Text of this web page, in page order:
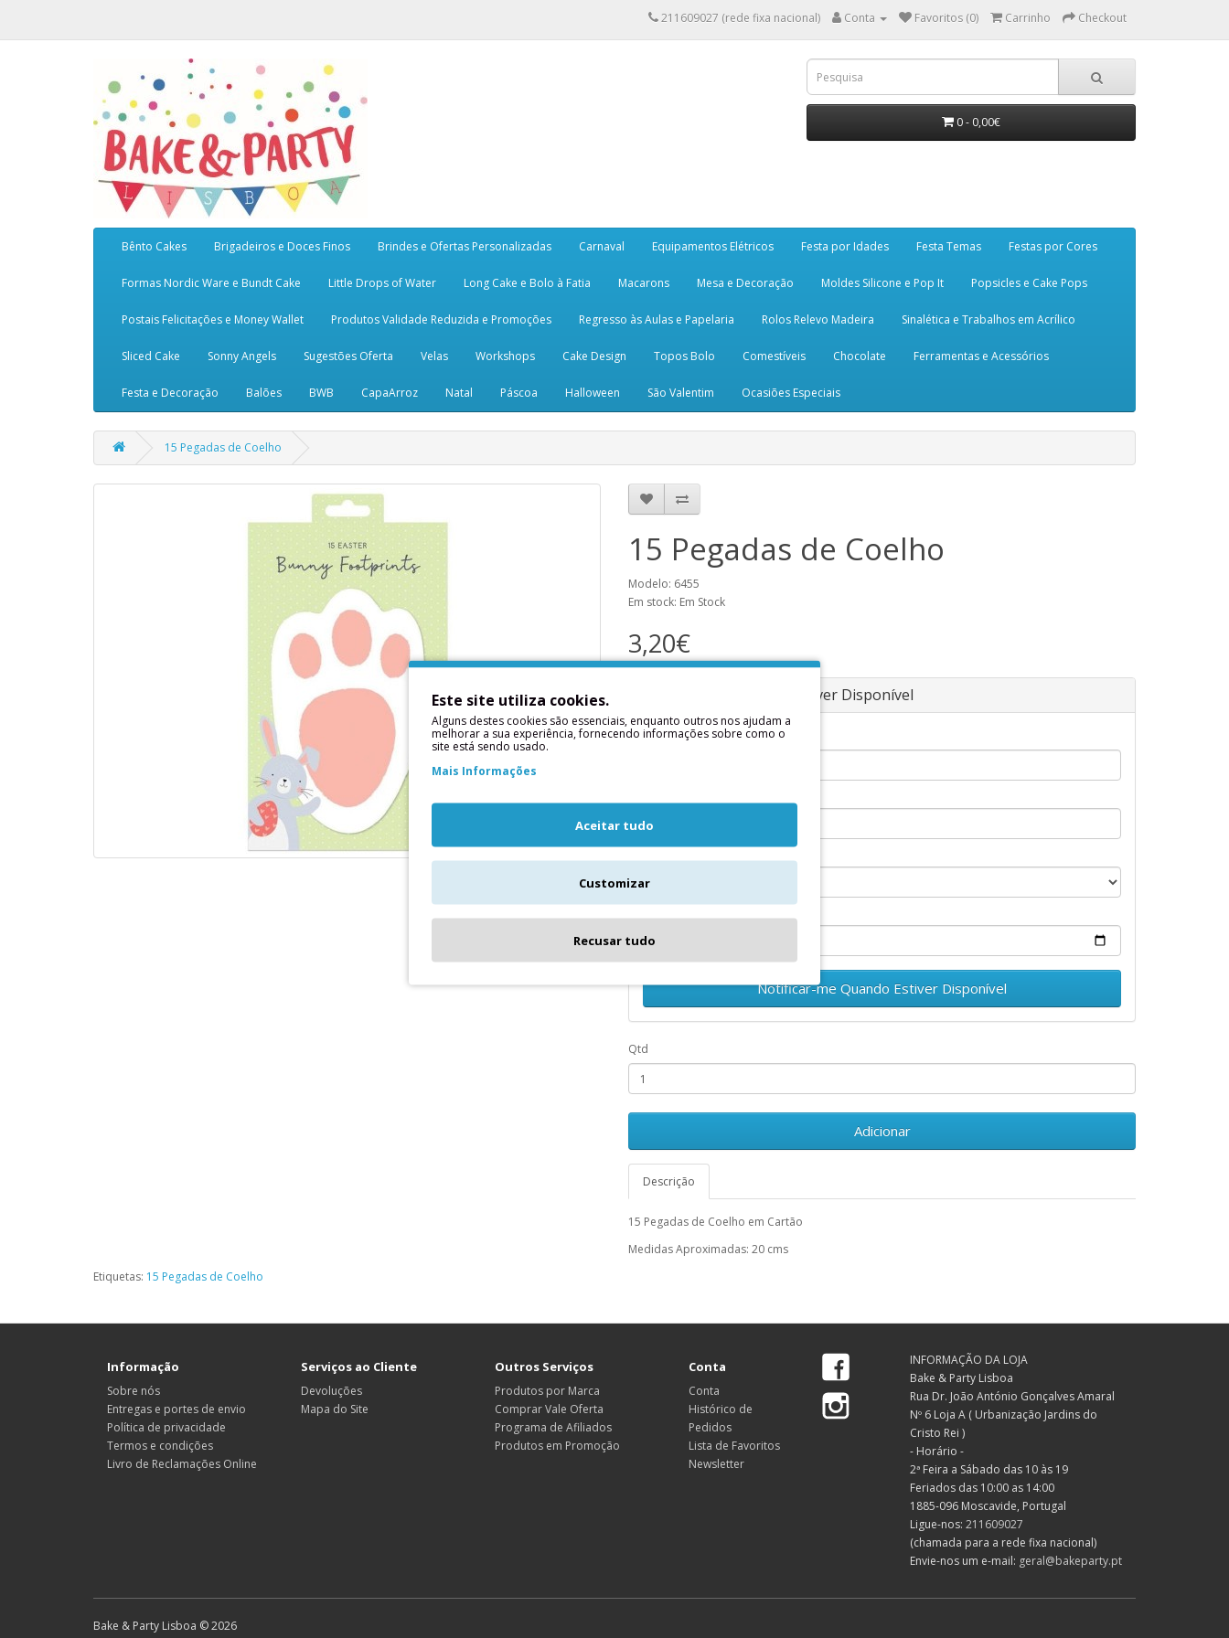
211609027 (rede fixa nacional) Conta Favoritos (0) Carrinho Checkout
0 - 0,00€
Bênto Cakes Brigadeiros e Doces Finos Brindes e Ofertas Personalizadas Carnaval Equipamentos Elétricos Festa por Idades Festa Temas Festas por Cores
Formas Nordic Ware e Bundt Cake Little Drops of Water Long Cake e Bolo à Fatia Macarons Mesa e Decoração Moldes Silicone e Pop It Popsicles e Cake Pops
Postais Felicitações e Money Wallet Produtos Validade Reduzida e Promoções Regresso às Aulas e Papelaria Rolos Relevo Madeira Sinalética e Trabalhos em Acrílico
Sliced Cake Sonny Angels Sugestões Oferta Velas Workshops Cake Design Topos Bolo Comestíveis Chocolate Ferramentas e Acessórios
Festa e Decoração Balões BWB CapaArroz Natal Páscoa Halloween São Valentim Ocasiões Especiais
15 Pegadas de Coelho
15 Pegadas de Coelho
Modelo: 6455
Em stock: Em Stock
3,20€
Notificar-me Quando Estiver Disponível
Nome
Notifique-me quando o produto...
Notificar-me Quando Estiver Disponível
Qtd
Adicionar
Descrição
15 Pegadas de Coelho em Cartão
Medidas Aproximadas: 20 cms
Etiquetas: 15 Pegadas de Coelho
Informação
Sobre nós
Entregas e portes de envio
Política de privacidade
Termos e condições
Livro de Reclamações Online
Serviços ao Cliente
Devoluções
Mapa do Site
Outros Serviços
Produtos por Marca
Comprar Vale Oferta
Programa de Afiliados
Produtos em Promoção
Conta
Conta
Histórico de
Pedidos
Lista de Favoritos
Newsletter
INFORMAÇÃO DA LOJA
Bake & Party Lisboa
Rua Dr. João António Gonçalves Amaral
Nº 6 Loja A ( Urbanização Jardins do
Cristo Rei )
- Horário -
2ª Feira a Sábado das 10 às 19
Feriados das 10:00 as 14:00
1885-096 Moscavide, Portugal
Ligue-nos: 211609027
(chamada para a rede fixa nacional)
Envie-nos um e-mail: geral@bakeparty.pt
Bake & Party Lisboa © 2026
Este site utiliza cookies.
Alguns destes cookies são essenciais, enquanto outros nos ajudam a
melhorar a sua experiência, fornecendo informações sobre como o
site está sendo usado.
Mais Informações
Aceitar tudo
Customizar
Recusar tudo